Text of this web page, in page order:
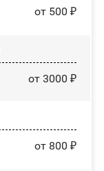
от 500 ₽
от 3000 ₽
от 800 ₽